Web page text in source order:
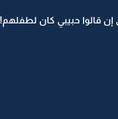
قالوا حبيبي كان لطفلهم!